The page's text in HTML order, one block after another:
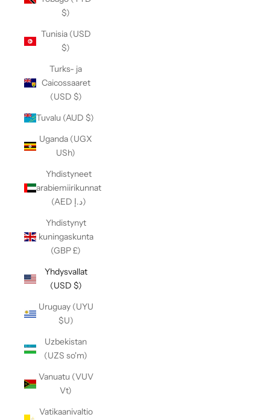
$)
Tunisia (USD
$)
Turks- ja
Caicossaaret
(USD $)
Tuvalu (AUD $)
Uganda (UGX
USh)
Yhdistyneet
arabiemiirikunnat
(AED د.إ)
Yhdistynyt
kuningaskunta
(GBP £)
Yhdysvallat
(USD $)
Uruguay (UYU
$U)
Uzbekistan
(UZS so'm)
Vanuatu (VUV
Vt)
Vatikaanivaltio